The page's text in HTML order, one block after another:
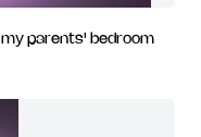
parents' bedroom